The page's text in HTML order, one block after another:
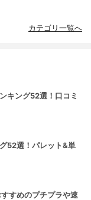
カテゴリ一覧へ
キング52選！口コミ
52選！パレット&単
すめのプチプラや速